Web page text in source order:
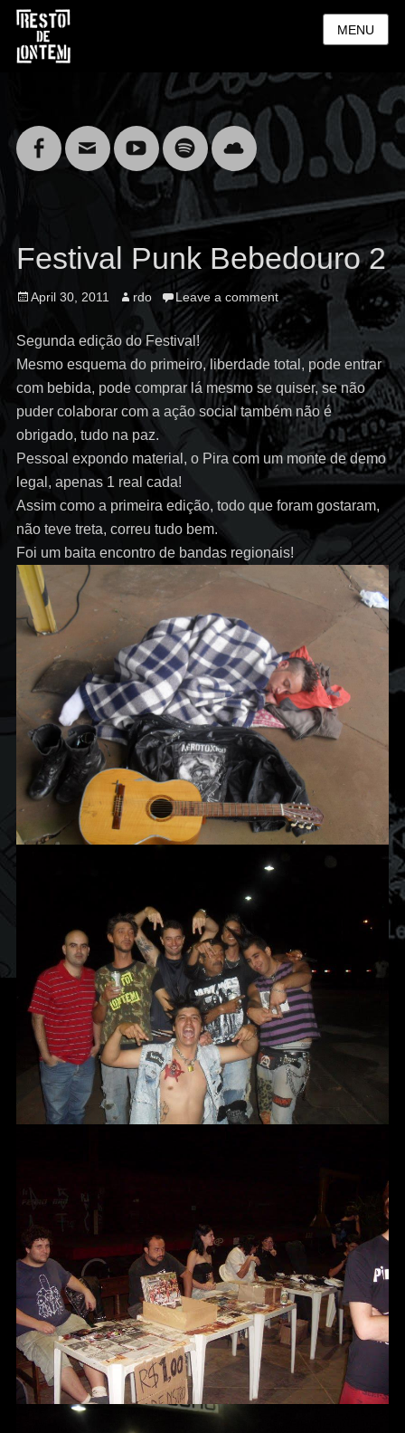
MENU
Facebook
Email YouTubeSpotifyCloud
Festival Punk Bebedouro 2
Posted
April 30, 2011 Author
rdo Leave a comment
Segunda edição do Festival!
Mesmo esquema do primeiro, liberdade total, pode entrar
com bebida, pode comprar lá mesmo se quiser, se não
puder colaborar com a ação social também não é
obrigado, tudo na paz.
Pessoal expondo material, o Pira com um monte de demo
legal, apenas 1 real cada!
Assim como a primeira edição, todo que foram gostaram,
não teve treta, correu tudo bem.
Foi um baita encontro de bandas regionais!